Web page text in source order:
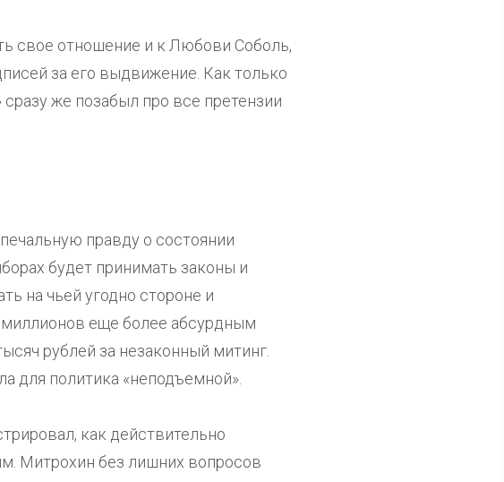
свое отношение и к Любови Соболь,
за его выдвижение. Как только
же позабыл про все претензии
правду о состоянии
будет принимать законы и
на чьей угодно стороне и
еще более абсурдным
рублей за незаконный митинг.
для политика «неподъемной».
как действительно
Митрохин без лишних вопросов